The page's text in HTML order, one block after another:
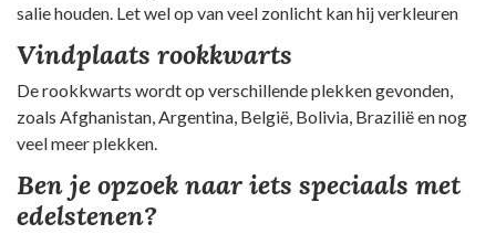
salie houden. Let wel op van veel zonlicht kan hij verkleuren
Vindplaats rookkwarts
De rookkwarts wordt op verschillende plekken gevonden,
zoals Afghanistan, Argentina, België, Bolivia, Brazilië en nog
veel meer plekken.
Ben je opzoek naar iets speciaals met
edelstenen?